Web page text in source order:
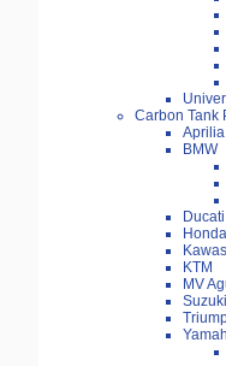
Carbon Tank
Aprilia
BMW
Ducati
Honda
KTM
MV
Suzuki